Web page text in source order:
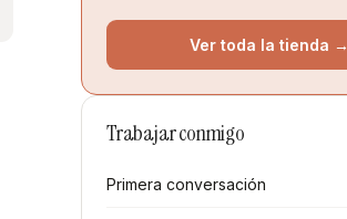
Ver toda la tienda →
Trabajar conmigo
Primera conversación